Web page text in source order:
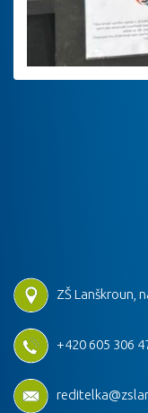
ZŠ Lanškroun,
+420 605 306